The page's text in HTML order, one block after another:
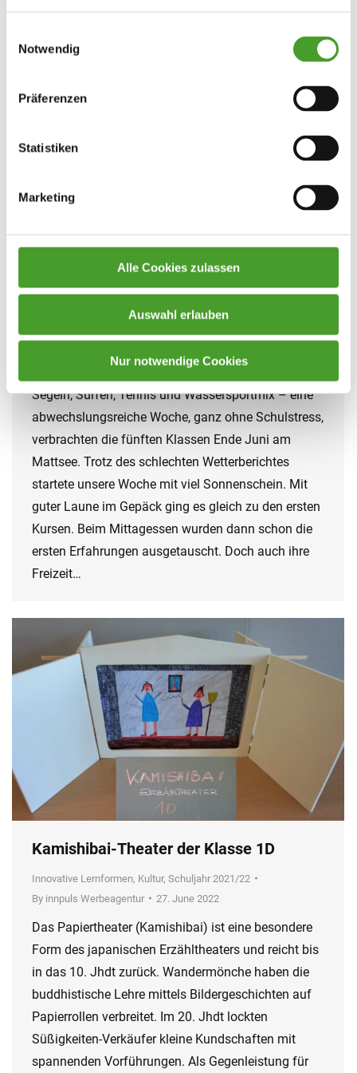
Notwendig
Präferenzen
Statistiken
Marketing
Alle Cookies zulassen
Auswahl erlauben
Nur notwendige Cookies
“Ganz schön sportlich” – die 5. Klassen
Segeln, Surfen, Tennis und Wassersportmix – eine
abwechslungsreiche Woche, ganz ohne Schulstress,
verbrachten die fünften Klassen Ende Juni am
Mattsee. Trotz des schlechten Wetterberichtes
startete unsere Woche mit viel Sonnenschein. Mit
guter Laune im Gepäck ging es gleich zu den ersten
Kursen. Beim Mittagessen wurden dann schon die
ersten Erfahrungen ausgetauscht. Doch auch ihre
Freizeit…
Kamishibai-Theater der Klasse 1D
Innovative Lernformen, Kultur, Schuljahr 2021/22
By innpuls Werbeagentur 27. June 2022
Das Papiertheater (Kamishibai) ist eine besondere
Form des japanischen Erzähltheaters und reicht bis
in das 10. Jhdt zurück. Wandermönche haben die
buddhistische Lehre mittels Bildergeschichten auf
Papierrollen verbreitet. Im 20. Jhdt lockten
Süßigkeiten-Verkäufer kleine Kundschaften mit
spannenden Vorführungen. Als Gegenleistung für